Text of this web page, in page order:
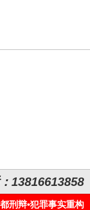
13816613858
刑辩•犯罪事实重构